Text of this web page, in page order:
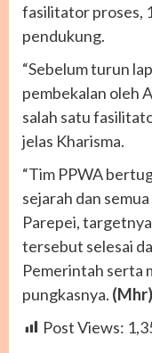
fasilitator proses,
pendukung.
“Sebelum turun
pembekalan oleh
salah satu
jelas Kharisma.
“Tim PPWA
sejarah dan
Parepei,
tersebut selesai
Pemerintah serta
pungkasnya. (Mhr)
Post Views: